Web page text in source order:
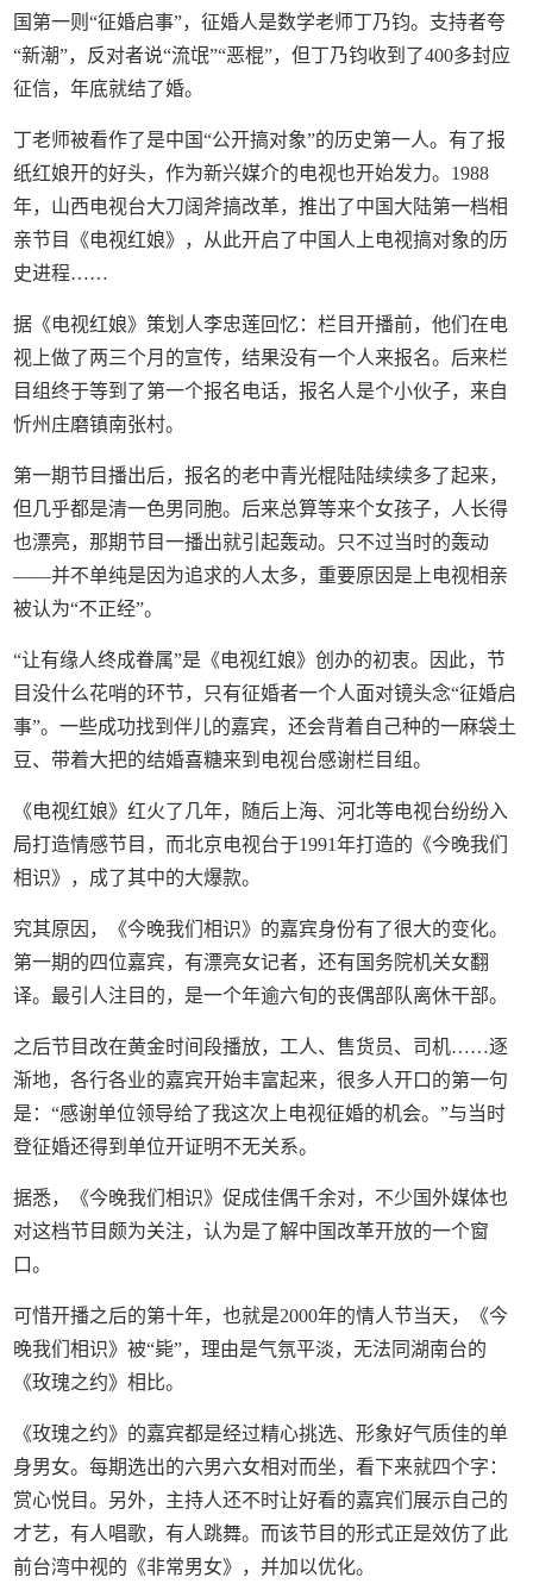
国第一则“征婚启事”，征婚人是数学老师丁乃钧。支持者夸
“新潮”，反对者说“流氓”“恶棍”，但丁乃钧收到了400多封应
征信，年底就结了婚。
丁老师被看作了是中国“公开搞对象”的历史第一人。有了报
纸红娘开的好头，作为新兴媒介的电视也开始发力。1988
年，山西电视台大刀阔斧搞改革，推出了中国大陆第一档相
亲节目《电视红娘》，从此开启了中国人上电视搞对象的历
史进程……
据《电视红娘》策划人李忠莲回忆：栏目开播前，他们在电
视上做了两三个月的宣传，结果没有一个人来报名。后来栏
目组终于等到了第一个报名电话，报名人是个小伙子，来自
忻州庄磨镇南张村。
第一期节目播出后，报名的老中青光棍陆陆续续多了起来，
但几乎都是清一色男同胞。后来总算等来个女孩子，人长得
也漂亮，那期节目一播出就引起轰动。只不过当时的轰动
——并不单纯是因为追求的人太多，重要原因是上电视相亲
被认为“不正经”。
“让有缘人终成眷属”是《电视红娘》创办的初衷。因此，节
目没什么花哨的环节，只有征婚者一个人面对镜头念“征婚启
事”。一些成功找到伴儿的嘉宾，还会背着自己种的一麻袋土
豆、带着大把的结婚喜糖来到电视台感谢栏目组。
《电视红娘》红火了几年，随后上海、河北等电视台纷纷入
局打造情感节目，而北京电视台于1991年打造的《今晚我们
相识》，成了其中的大爆款。
究其原因，《今晚我们相识》的嘉宾身份有了很大的变化。
第一期的四位嘉宾，有漂亮女记者，还有国务院机关女翻
译。最引人注目的，是一个年逾六旬的丧偶部队离休干部。
之后节目改在黄金时间段播放，工人、售货员、司机……逐
渐地，各行各业的嘉宾开始丰富起来，很多人开口的第一句
是：“感谢单位领导给了我这次上电视征婚的机会。”与当时
登征婚还得到单位开证明不无关系。
据悉，《今晚我们相识》促成佳偶千余对，不少国外媒体也
对这档节目颇为关注，认为是了解中国改革开放的一个窗
口。
可惜开播之后的第十年，也就是2000年的情人节当天，《今
晚我们相识》被“毙”，理由是气氛平淡，无法同湖南台的
《玫瑰之约》相比。
《玫瑰之约》的嘉宾都是经过精心挑选、形象好气质佳的单
身男女。每期选出的六男六女相对而坐，看下来就四个字：
赏心悦目。另外，主持人还不时让好看的嘉宾们展示自己的
才艺，有人唱歌，有人跳舞。而该节目的形式正是效仿了此
前台湾中视的《非常男女》，并加以优化。